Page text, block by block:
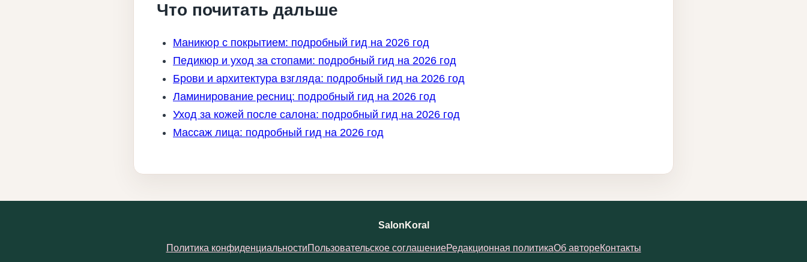
Что почитать дальше
Маникюр с покрытием: подробный гид на 2026 год
Педикюр и уход за стопами: подробный гид на 2026 год
Брови и архитектура взгляда: подробный гид на 2026 год
Ламинирование ресниц: подробный гид на 2026 год
Уход за кожей после салона: подробный гид на 2026 год
Массаж лица: подробный гид на 2026 год
SalonKoral
Политика конфиденциальностиПользовательское соглашениеРедакционная политикаОб автореКонтакты